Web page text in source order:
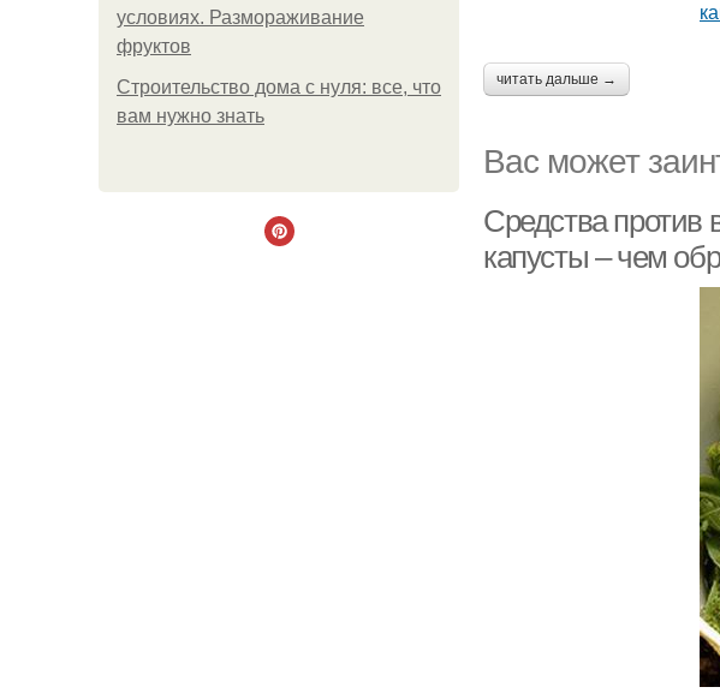
условиях. Размораживание
фруктов
Строительство дома с нуля: все, что
вам нужно знать
читать дальше →
Вас может
Средства против
капусты – чем